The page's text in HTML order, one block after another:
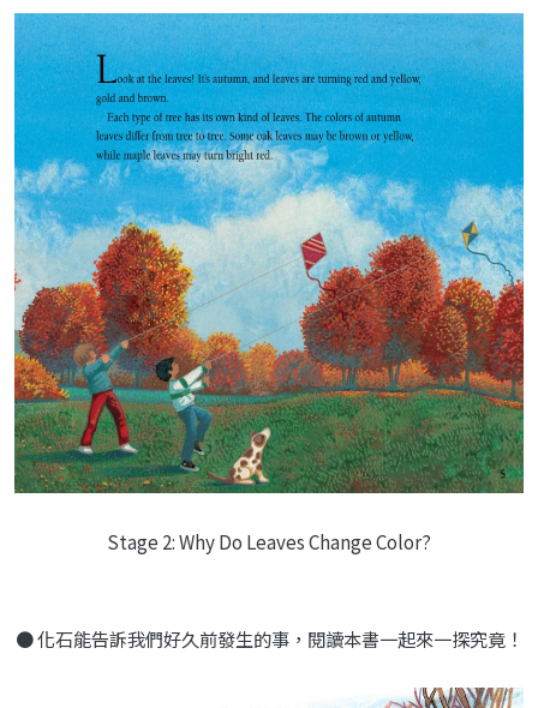
Stage 2: Why Do Leaves Change Color?
● 化石能告訴我們好久前發生的事，閱讀本書一起來一探究竟！